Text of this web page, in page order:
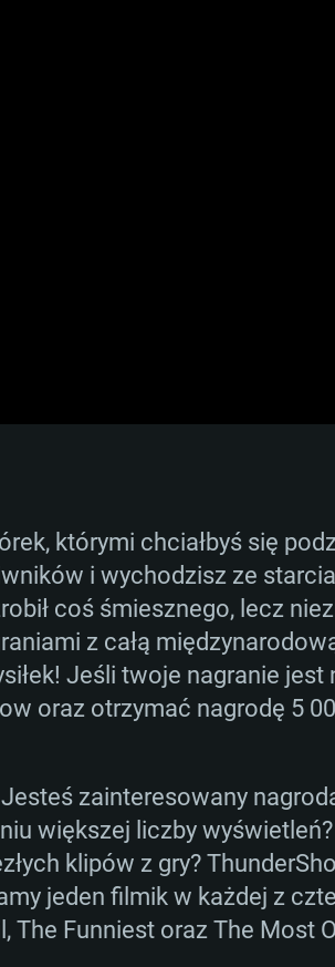
For MAC
OS: Windows 10/
Procesor: Intel
Pamięć: 16 GB
jest
OS: Mac OS Big
Procesor: Intel
Pamięć: 8 GB
OS: Ubuntu 20.04
Procesor: Intel
Pamięć: 16 GB
którymi chciałbyś się
i wychodzisz ze
coś śmiesznego, lecz
z całą
Jeśli twoje nagranie jest
oraz otrzymać nagrodę 5
zainteresowany
większej liczby
klipów z gry?
jeden filmik w każdej z
The Funniest oraz The Most